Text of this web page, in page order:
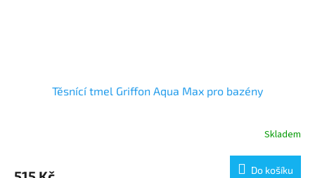
Těsnící tmel Griffon Aqua Max pro bazény
Skladem
Do košíku